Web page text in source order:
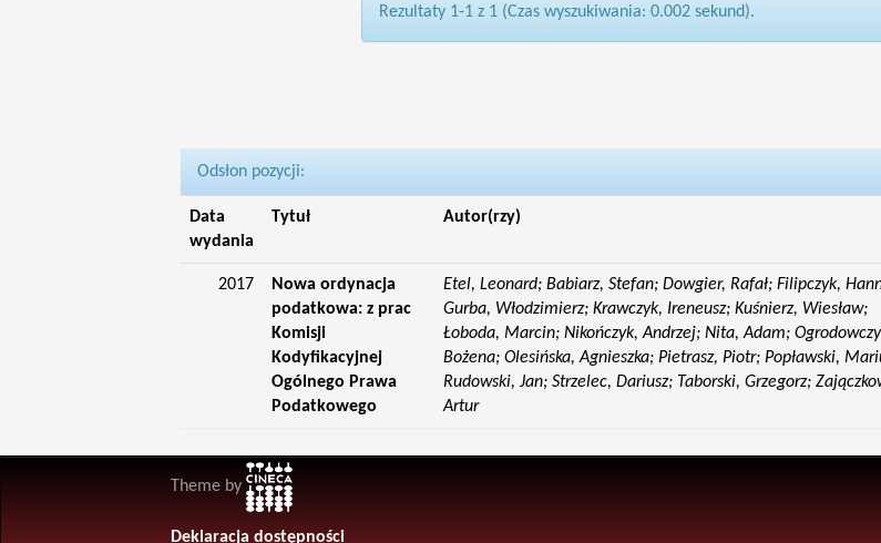
Rezultaty 1-1 z 1 (Czas wyszukiwania: 0.002 sekund).
Odsłon pozycji:
Data
wydania
Tytuł Autor(rzy)
2017
Nowa ordynacja
podatkowa: z prac
Komisji
Kodyfikacyjnej
Ogólnego Prawa
Podatkowego
Etel, Leonard; Babiarz, Stefan; Dowgier, Rafał; Filipczyk,
Gurba, Włodzimierz; Krawczyk, Ireneusz; Kuśnierz, Wiesław;
Łoboda, Marcin; Nikończyk, Andrzej; Nita, Adam;
Bożena; Olesińska, Agnieszka; Pietrasz, Piotr; Popławski,
Rudowski, Jan; Strzelec, Dariusz; Taborski, Grzegorz;
Artur
Theme by
Deklaracja dostępności